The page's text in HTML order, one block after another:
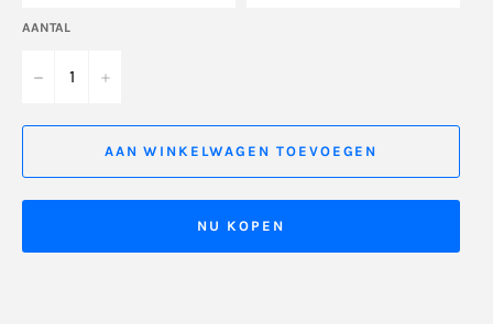
AANTAL
− +
AAN WINKELWAGEN TOEVOEGEN
NU KOPEN